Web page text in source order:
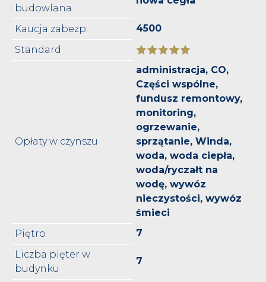
budowlana
Kaucja zabezp.
4500
Standard
Opłaty w czynszu
administracja, CO,
Części wspólne,
fundusz remontowy,
monitoring,
ogrzewanie,
sprzątanie, Winda,
woda, woda ciepła,
woda/ryczałt na
wodę, wywóz
nieczystości, wywóz
śmieci
Piętro
7
Liczba pięter w
budynku
7